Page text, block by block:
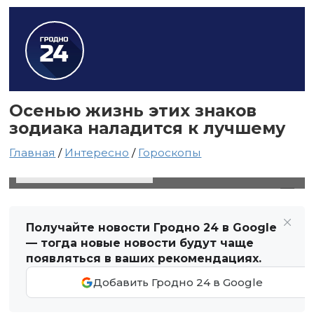
Осенью жизнь этих знаков
зодиака наладится к лучшему
Главная / Интересно / Гороскопы
Получайте новости Гродно 24 в Google
— тогда новые новости будут чаще
появляться в ваших рекомендациях.
Добавить Гродно 24 в Google